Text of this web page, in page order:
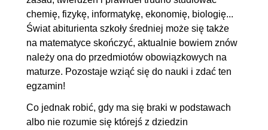
chemię, fizykę, informatykę, ekonomię, biologię...
Świat abiturienta szkoły średniej może się także
na matematyce skończyć, aktualnie bowiem znów
należy ona do przedmiotów obowiązkowych na
maturze. Pozostaje wziąć się do nauki i zdać ten
egzamin!
Co jednak robić, gdy ma się braki w podstawach
albo nie rozumie się którejś z dziedzin